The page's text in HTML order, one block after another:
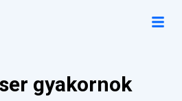
gyakornok